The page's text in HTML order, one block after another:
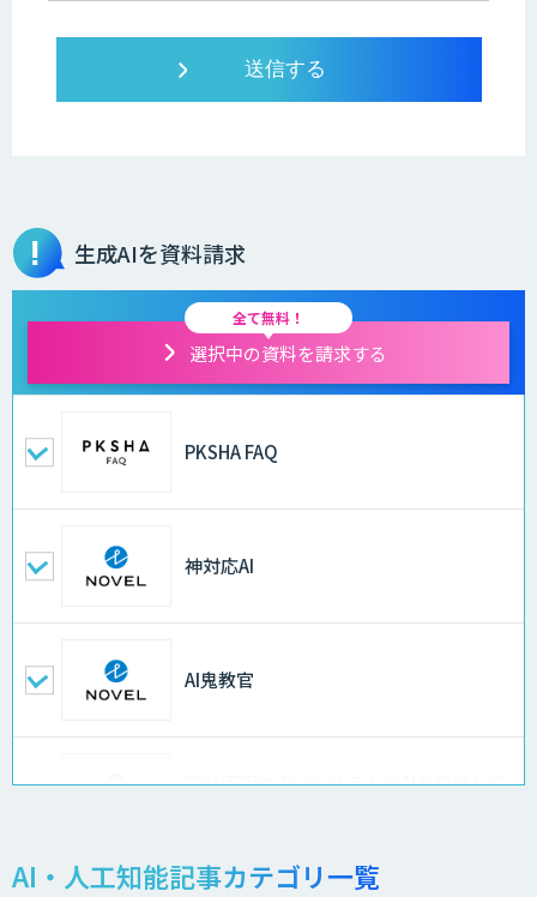
生成AIを資料請求
全て無料！
選択中の資料を請求する
PKSHA FAQ
神対応AI
AI鬼教官
設計不明の古いシステムをAIが解析して
AI・人工知能記事カテゴリ一覧